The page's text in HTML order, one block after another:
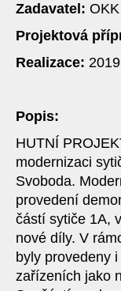
Zadavatel:
Projektová
Realizace: 2019
Popis:
HUTNÍ
modernizaci
Svoboda.
provedení
částí sytiče 1A,
nové díly. V
byly provedeny
zařízeních jako